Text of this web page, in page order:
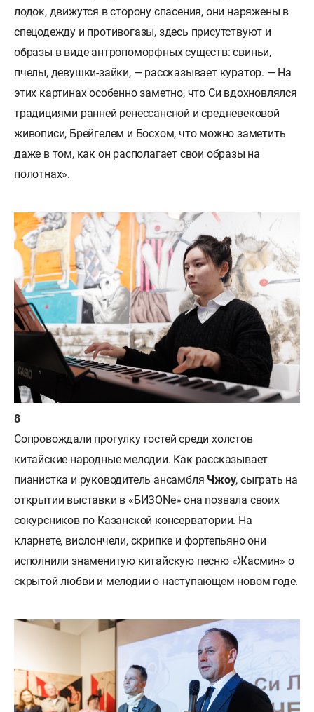
лодок, движутся в сторону спасения, они наряжены в
спецодежду и противогазы, здесь присутствуют и
образы в виде антропоморфных существ: свиньи,
пчелы, девушки-зайки, — рассказывает куратор. — На
этих картинах особенно заметно, что Си вдохновлялся
традициями ранней ренессансной и средневековой
живописи, Брейгелем и Босхом, что можно заметить
даже в том, как он располагает свои образы на
полотнах».
Сопровождали прогулку гостей среди холстов
китайские народные мелодии. Как рассказывает
пианистка и руководитель ансамбля Чжоу, сыграть на
открытии выставки в «БИЗONе» она позвала своих
сокурсников по Казанской консерватории. На
кларнете, виолончели, скрипке и фортепьяно они
исполнили знаменитую китайскую песню «Жасмин» о
скрытой любви и мелодии о наступающем новом годе.